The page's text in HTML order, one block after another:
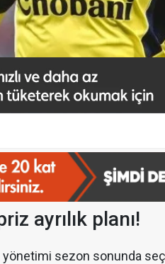
ayrılık planı!
sezon sonunda